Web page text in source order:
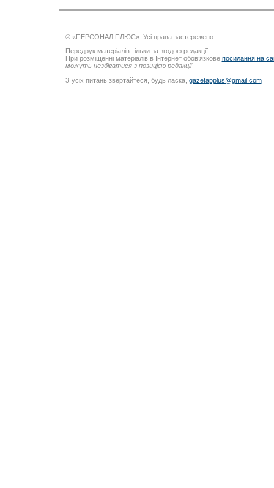
© «ПЕРСОНАЛ ПЛЮС». Усі права застережено.
Передрук матеріалів тільки за згодою редакції.
При розміщенні матеріалів в Інтернет обов’язкове посилання на
можуть незбігатися з позицією редакції
З усіх питань звертайтеся, будь ласка, gazetapplus@gmail.com